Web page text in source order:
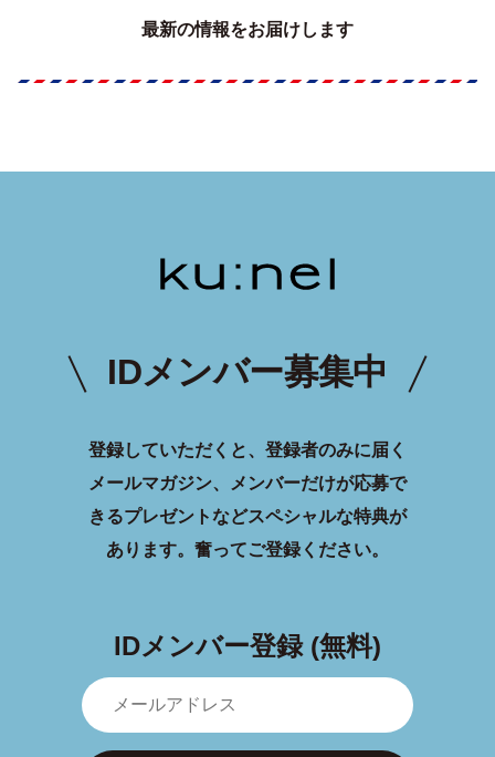
最新の情報をお届けします
IDメンバー募集中
登録していただくと、登録者のみに届く
メールマガジン、メンバーだけが応募で
きるプレゼントなどスペシャルな特典が
あります。 奮ってご登録ください。
IDメンバー登録 (無料)